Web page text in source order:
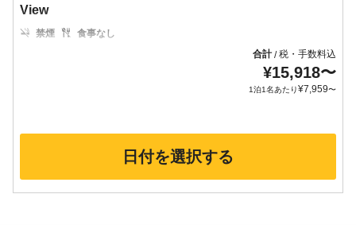
View
禁煙
食事なし
合計/税・手数料込
¥15,918〜
1泊1名あたり¥7,959〜
日付を選択する